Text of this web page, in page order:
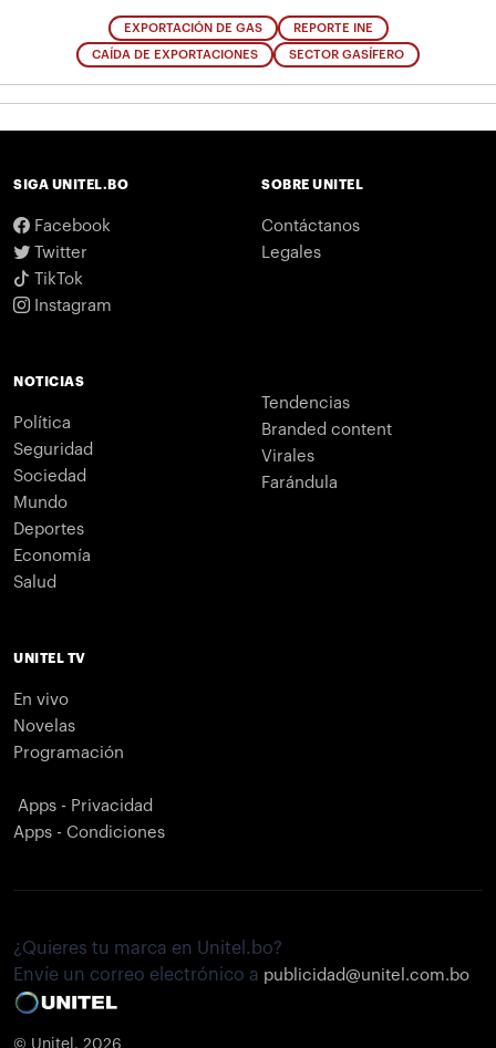
EXPORTACIÓN DE GAS REPORTE INE
CAÍDA DE EXPORTACIONES SECTOR GASÍFERO
SIGA UNITEL.BO
Facebook
Twitter
TikTok
Instagram
SOBRE UNITEL
Contáctanos
Legales
NOTICIAS
Política
Seguridad
Sociedad
Mundo
Deportes
Economía
Salud
Tendencias
Branded content
Virales
Farándula
UNITEL TV
En vivo
Novelas
Programación
Apps - Privacidad
Apps - Condiciones
¿Quieres tu marca en Unitel.bo?
Envíe un correo electrónico a publicidad@unitel.com.bo